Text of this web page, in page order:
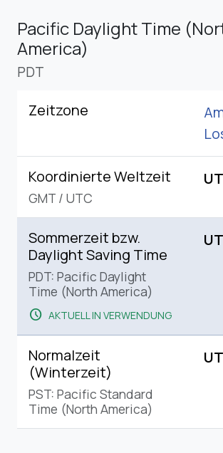
Pacific Daylight Time
America)
PDT
Zeitzone
Koordinierte Weltzeit
GMT / UTC
Sommerzeit bzw.
Daylight Saving Time
PDT: Pacific Daylight
Time (North America)
schedule AKTUELL IN VERWENDUNG
Normalzeit
(Winterzeit)
PST: Pacific Standard
Time (North America)